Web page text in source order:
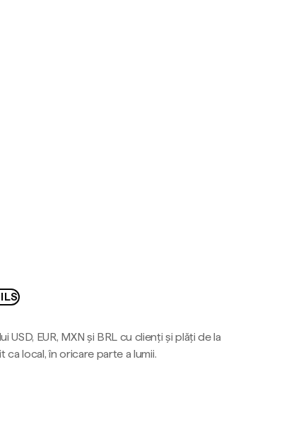
USD, EUR, MXN și BRL cu clienți și plăți de la
local, în oricare parte a lumii.